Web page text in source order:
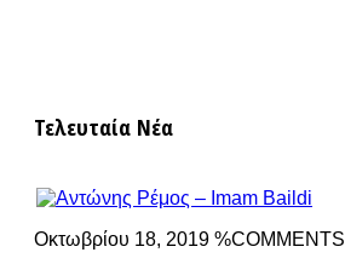
Τελευταία Νέα
Οκτωβρίου 18, 2019 %COMMENTS